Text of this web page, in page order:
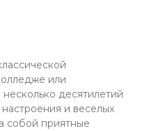
или
десятилетий
и веселых
собой приятные